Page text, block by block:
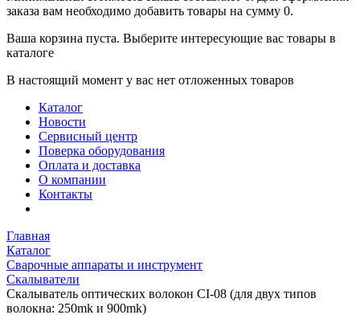
заказа вам необходимо добавить товары на сумму 0.
Ваша корзина пуста. Выберите интересующие вас товары в
каталоге
В настоящий момент у вас нет отложенных товаров
Каталог
Новости
Сервисный центр
Поверка оборудования
Оплата и доставка
О компании
Контакты
Главная
Каталог
Сварочные аппараты и инструмент
Скалыватели
Скалыватель оптических волокон CI-08 (для двух типов
волокна: 250mk и 900mk)